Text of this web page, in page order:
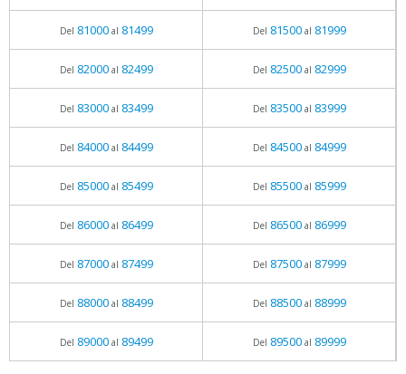
Del 81000al 81499 Del 81500al 81999
Del 82000al 82499 Del 82500al 82999
Del 83000al 83499 Del 83500al 83999
Del 84000al 84499 Del 84500al 84999
Del 85000al 85499 Del 85500al 85999
Del 86000al 86499 Del 86500al 86999
Del 87000al 87499 Del 87500al 87999
Del 88000al 88499 Del 88500al 88999
Del 89000al 89499 Del 89500al 89999